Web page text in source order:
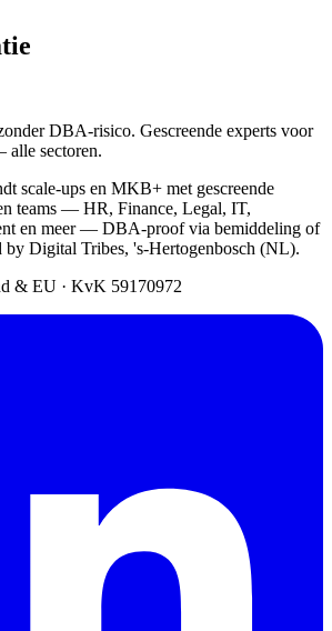
DBA-risico. Gescreende experts voor
sectoren.
scale-ups en MKB+ met gescreende
teams — HR, Finance, Legal, IT,
en meer — DBA-proof via bemiddeling of
by Digital Tribes, 's-Hertogenbosch (NL).
& EU · KvK 59170972